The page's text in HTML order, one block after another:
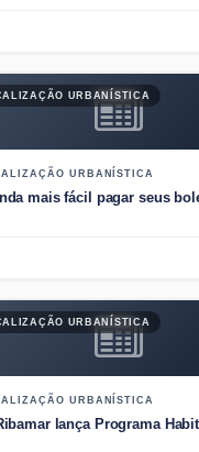
URBANÍSTICA
URBANÍSTICA
mais fácil pagar seus
URBANÍSTICA
URBANÍSTICA
lança Programa